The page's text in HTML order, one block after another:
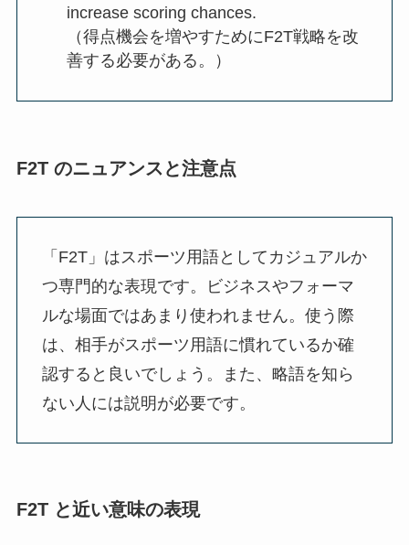
increase scoring chances.
（得点機会を増やすためにF2T戦略を改
善する必要がある。）
F2T のニュアンスと注意点
「F2T」はスポーツ用語としてカジュアルか
つ専門的な表現です。ビジネスやフォーマ
ルな場面ではあまり使われません。使う際
は、相手がスポーツ用語に慣れているか確
認すると良いでしょう。また、略語を知ら
ない人には説明が必要です。
F2T と近い意味の表現